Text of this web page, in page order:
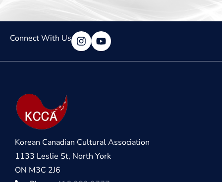
Connect With Us
Korean Canadian Cultural Association
1133 Leslie St, North York
ON M3C 2J6